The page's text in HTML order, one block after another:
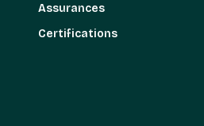
Assurances
Certifications